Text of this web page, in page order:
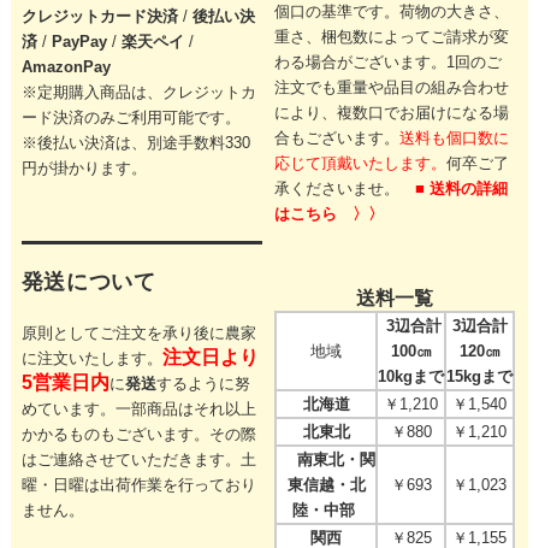
クレジットカード決済 / 後払い決
済/ PayPay/ 楽天ペイ /
AmazonPay
※定期購入商品は、クレジットカ
ード決済のみご利用可能です。
※後払い決済は、別途手数料330
円が掛かります。
発送について
原則としてご注文を承り後に農家
に注文いたします。 注文日より
5営業日内に発送するように努
めています。一部商品はそれ以上
かかるものもございます。その際
はご連絡させていただきます。 土
曜・日曜は出荷作業を行っており
ません。
個口の基準です。荷物の大きさ、
重さ、梱包数によってご請求が変
わる場合がございます。 1回のご
注文でも重量や品目の組み合わせ
により、複数口でお届けになる場
合もございます。送料も個口数に
応じて頂戴いたします。何卒ご了
承くださいませ。■ 送料の詳細
はこちら 〉〉
送料一覧
地域
3辺合計
100㎝
10kgまで
3辺合計
120㎝
15kgまで
北海道
￥1,210
￥1,540
北東北
￥880
￥1,210
南東北・関
東信越・北
陸・中部
￥693 ￥1,023
関西 ￥825
￥1,155